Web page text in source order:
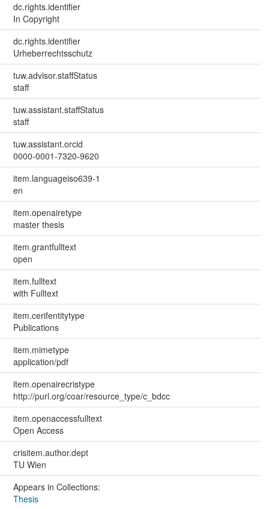
dc.rights.identifier
In Copyright
dc.rights.identifier
Urheberrechtsschutz
tuw.advisor.staffStatus
staff
tuw.assistant.staffStatus
staff
tuw.assistant.orcid
0000-0001-7320-9620
item.languageiso639-1
en
item.openairetype
master thesis
item.grantfulltext
open
item.fulltext
with Fulltext
item.cerifentitytype
Publications
item.mimetype
application/pdf
item.openairecristype
http://purl.org/coar/resource_type/c_bdcc
item.openaccessfulltext
Open Access
crisitem.author.dept
TU Wien
Appears in Collections:
Thesis